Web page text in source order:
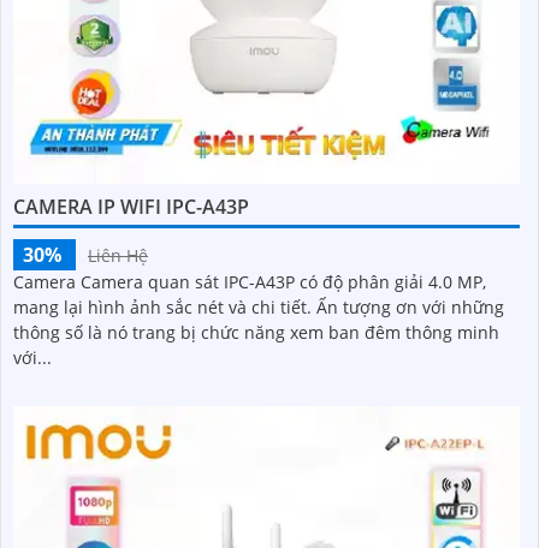
CAMERA IP WIFI IPC-A43P
30%
Liên Hệ
Camera Camera quan sát IPC-A43P có độ phân giải 4.0 MP,
mang lại hình ảnh sắc nét và chi tiết. Ấn tượng ơn với những
thông số là nó trang bị chức năng xem ban đêm thông minh
với...